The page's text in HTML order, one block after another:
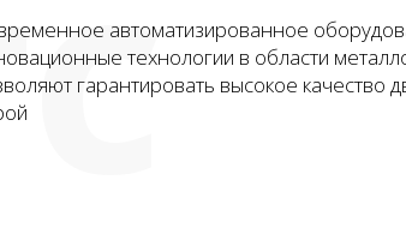
автоматизированное
технологии в области
гарантировать высокое качество